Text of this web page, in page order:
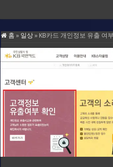
홈 » 일상 » KB카드 개인정보 유출 여